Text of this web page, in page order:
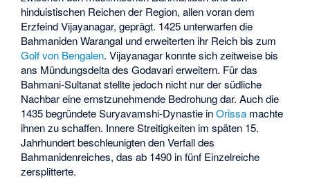
hinduistischen Reichen der Region, allen voran dem
Erzfeind Vijayanagar, geprägt. 1425 unterwarfen die
Bahmaniden Warangal und erweiterten ihr Reich bis zum
Golf von Bengalen. Vijayanagar konnte sich zeitweise bis
ans Mündungsdelta des Godavari erweitern. Für das
Bahmani-Sultanat stellte jedoch nicht nur der südliche
Nachbar eine ernstzunehmende Bedrohung dar. Auch die
1435 begründete Suryavamshi-Dynastie inOrissa machte
ihnen zu schaffen. Innere Streitigkeiten im späten 15.
Jahrhundert beschleunigten den Verfall des
Bahmanidenreiches, das ab 1490 in fünf Einzelreiche
zersplitterte.